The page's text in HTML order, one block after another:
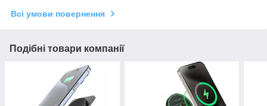
Всі умови повернення
Подібні товари компанії